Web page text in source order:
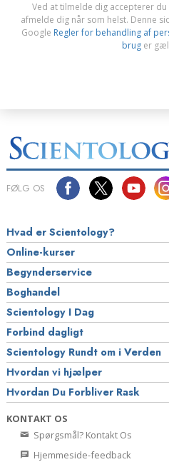
Ved at tilmelde dig accepterer
afmelde dig når som helst. Denne
Google Regler for behandling af
brug er
FØLG OS
Hvad er Scientology?
Online-kurser
Begynderservice
Boghandel
Scientology I Dag
Forbind dagligt
Scientology Rundt om i Verden
Hvordan vi hjælper
Hvordan Du Forbliver Rask
KONTAKT OS
Spørgsmål? Kontakt Os
Hjemmeside-feedback